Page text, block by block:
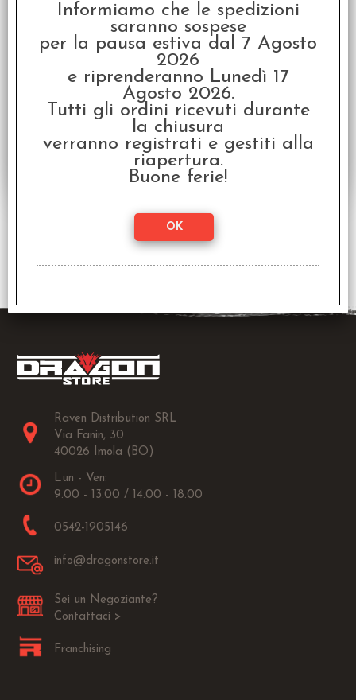
Cinque Leghe dal Confine
Gioco da tavolo in Italiano
Disponibilità: DISPONIBILE
Prezzo:€ 39,90 €31,92
Raven Distribution SRL
Via Fanin, 30
40026 Imola (BO)
Lun - Ven:
9.00 - 13.00 / 14.00 - 18.00
0542-1905146
info@dragonstore.it
Sei un Negoziante?
Contattaci >
Franchising
Informiamo che le spedizioni
saranno sospese
per la pausa estiva dal 7 Agosto
2026
e riprenderanno Lunedì 17
Agosto 2026.
Tutti gli ordini ricevuti durante
la chiusura
verranno registrati e gestiti alla
riapertura.
Buone ferie!